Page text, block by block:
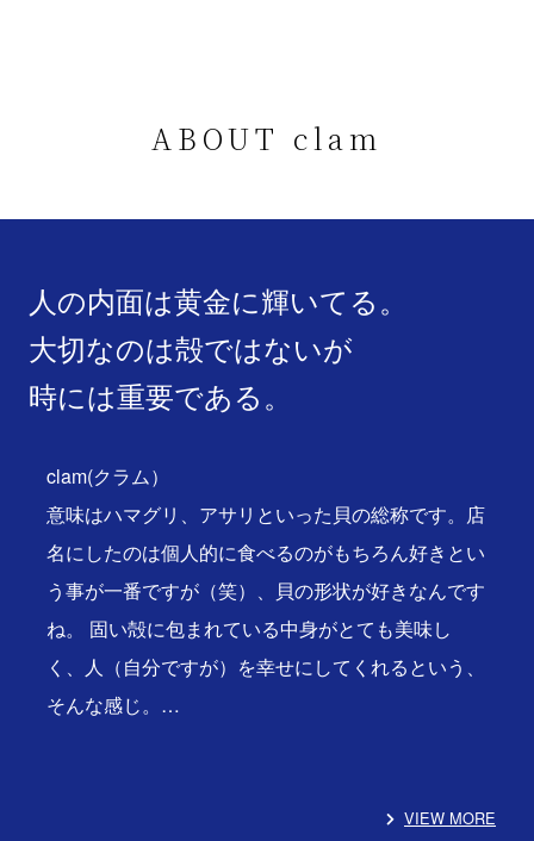
ABOUT clam
人の内面は黄金に輝いてる。
大切なのは殻ではないが
時には重要である。
clam(クラム）
意味はハマグリ、アサリといった貝の総称です。店
名にしたのは個人的に食べるのがもちろん好きとい
う事が一番ですが（笑）、貝の形状が好きなんです
ね。 固い殻に包まれている中身がとても美味し
く、人（自分ですが）を幸せにしてくれるという、
そんな感じ。…
VIEW MORE